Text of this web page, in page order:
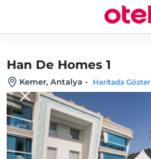
Han De Homes 1
Kemer, Antalya - Haritada Göster